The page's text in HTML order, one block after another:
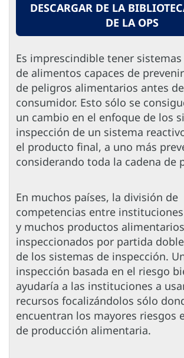
DESCARGAR DE LA
DE LA OPS
Es imprescindible tener
de alimentos capaces de
de peligros alimentarios antes
consumidor. Esto sólo se
un cambio en el enfoque de los
inspección de un sistema
el producto final, a uno más
considerando toda la cadena de
En muchos países, la división de
competencias entre
y muchos productos
inspeccionados por partida
de los sistemas de inspección.
inspección basada en el riesgo
ayudaría a las instituciones a
recursos focalizándolos sólo
encuentran los mayores riesgos
de producción alimentaria.